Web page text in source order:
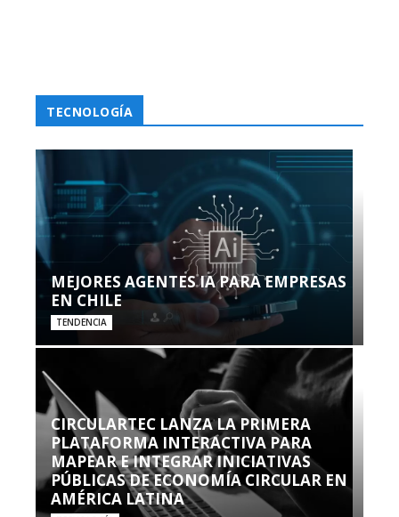
TECNOLOGÍA
MEJORES AGENTES IA PARA EMPRESAS
EN CHILE
TENDENCIA
CIRCULARTEC LANZA LA PRIMERA
PLATAFORMA INTERACTIVA PARA
MAPEAR E INTEGRAR INICIATIVAS
PÚBLICAS DE ECONOMÍA CIRCULAR EN
AMÉRICA LATINA